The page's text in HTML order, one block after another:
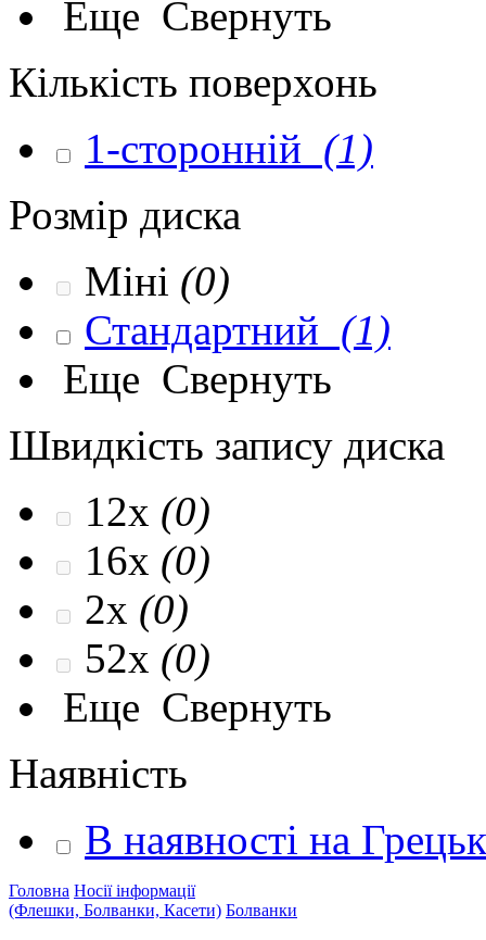
Еще Свернуть
Кількість поверхонь
1-сторонній (1)
Розмір диска
Міні (0)
Стандартний (1)
Еще Свернуть
Швидкість запису диска
12x (0)
16x (0)
2x (0)
52x (0)
Еще Свернуть
Наявність
В наявності на
Головна Носії інформації
(Флешки, Болванки, Касети) Болванки